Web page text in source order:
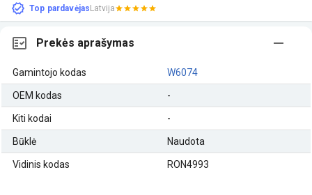
Top pardavėjasLatvija
Prekės aprašymas
Gamintojo kodas W6074
OEM kodas -
Kiti kodai -
Būklė Naudota
Vidinis kodas RON4993